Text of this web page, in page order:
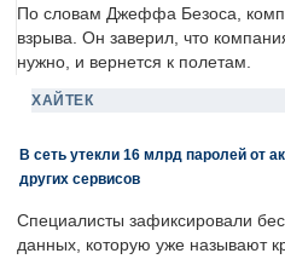
По словам Джеффа Безоса,
взрыва. Он заверил, что
нужно, и вернется к полетам.
ХАЙТЕК
В сеть утекли 16 млрд паролей от
других сервисов
Специалисты зафиксировали
данных, которую уже называют